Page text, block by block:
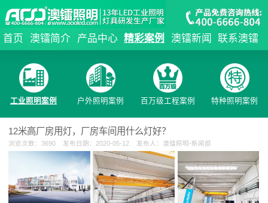
首页 澳镭简介 产品中心 精彩案例 澳镭新闻 联系澳镭
工业照明案例 户外照明案例 百万级工程案例 特种照明案例
12米高厂房用灯，厂房车间用什么灯好？
浏览次数：3690 发布日期：2020-05-12 发布人：澳镭照明-新闻部